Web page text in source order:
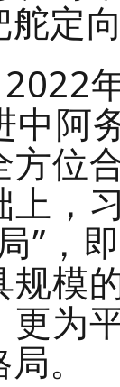
舵定
2022
阿
方位
上，
”，
规模
更为
。